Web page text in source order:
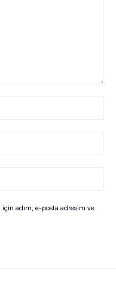
için adım, e-posta adresim ve